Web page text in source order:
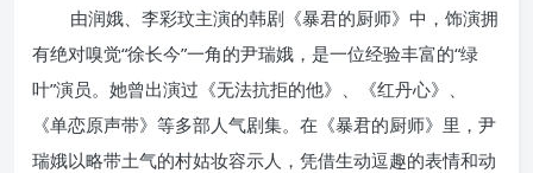
由润娥、李彩玟主演的韩剧《暴君的厨师》中，饰演拥
有绝对嗅觉“徐长今”一角的尹瑞娥，是一位经验丰富的“绿
叶”演员。她曾出演过《无法抗拒的他》、《红丹心》、
《单恋原声带》等多部人气剧集。在《暴君的厨师》里，尹
瑞娥以略带土气的村姑妆容示人，凭借生动逗趣的表情和动